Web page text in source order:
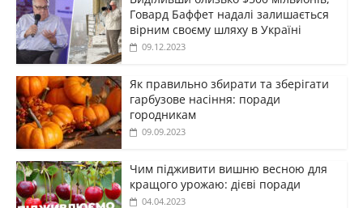
Говард Баффет надалі залишається
вірним своєму шляху в Україні
09.12.2023
Як правильно збирати та зберігати
гарбузове насіння: поради
городникам
09.09.2023
Чим підживити вишню весною для
кращого урожаю: дієві поради
04.04.2023